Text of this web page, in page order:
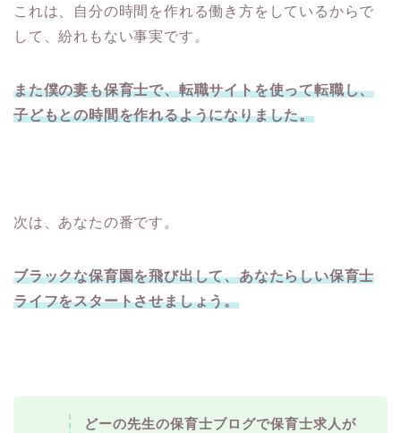
これは、自分の時間を作れる働き方をしているからで
して、紛れもない事実です。
また僕の妻も保育士で、転職サイトを使って転職し、
子どもとの時間を作れるようになりました。
次は、あなたの番です。
ブラックな保育園を飛び出して、あなたらしい保育士
ライフをスタートさせましょう。
どーの先生の保育士ブログで保育士求人が